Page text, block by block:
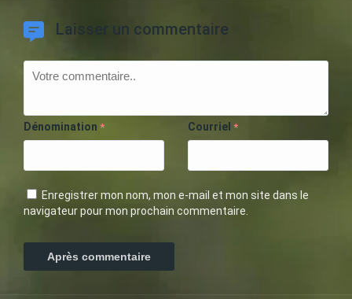
Laisser un commentaire
Dénomination * Courriel *
Enregistrer mon nom, mon e-mail et mon site dans le
navigateur pour mon prochain commentaire.